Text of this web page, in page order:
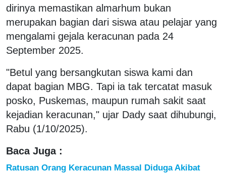
dirinya memastikan almarhum bukan
merupakan bagian dari siswa atau pelajar yang
mengalami gejala keracunan pada 24
September 2025.
"Betul yang bersangkutan siswa kami dan
dapat bagian MBG. Tapi ia tak tercatat masuk
posko, Puskemas, maupun rumah sakit saat
kejadian keracunan," ujar Dady saat dihubungi,
Rabu (1/10/2025).
Baca Juga :
Ratusan Orang Keracunan Massal Diduga Akibat